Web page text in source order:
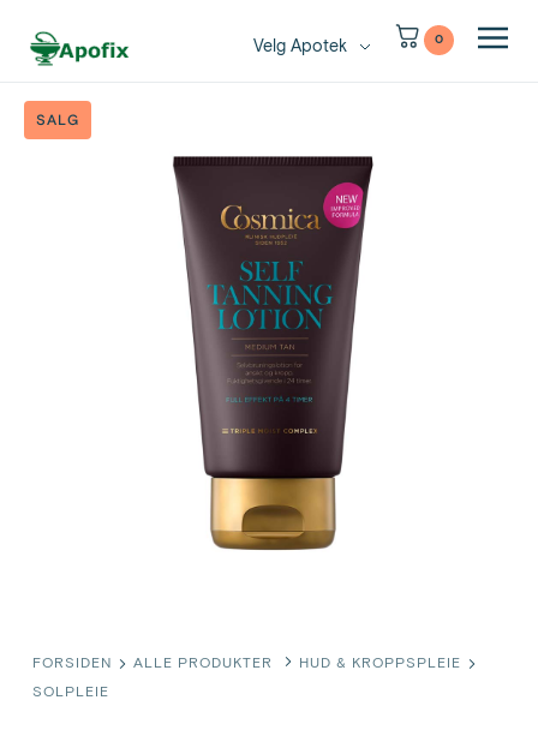
Velg Apotek 0
SALG
FORSIDEN ALLE PRODUKTER
HUD & KROPPSPLEIE
SOLPLEIE